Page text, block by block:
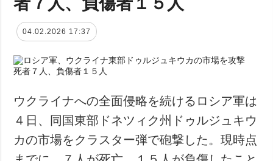
04.02.2026 17:37
ウクライナへの全面侵略を続けるロシア軍は
４日、同国東部ドネツィク州ドゥルジュキウ
カの市場をクラスター弾で砲撃した。現時点